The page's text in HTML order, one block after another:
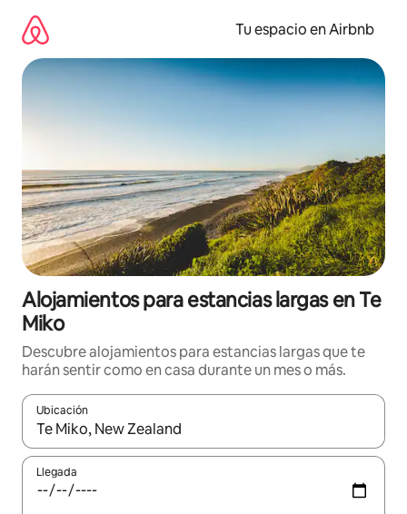
contenido
Tu espacio en Airbnb
Alojamientos para estancias largas en Te
Miko
Descubre alojamientos para estancias largas que te
harán sentir como en casa durante un mes o más.
Ubicación
Cuando los resultados estén disponibles, podrás navegar
Llegada